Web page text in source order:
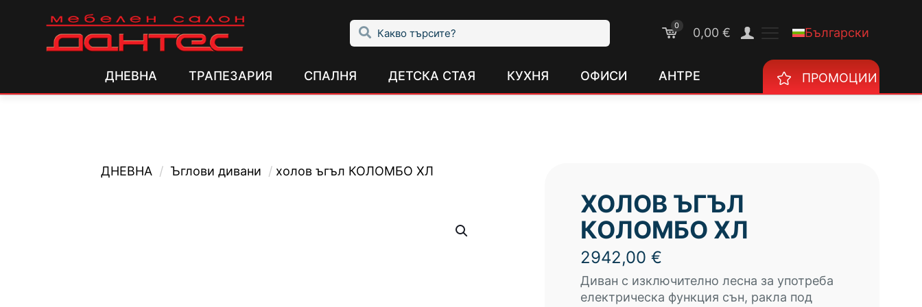
0 0,00 € Български
ДНЕВНА ТРАПЕЗАРИЯ СПАЛНЯ ДЕТСКА СТАЯ КУХНЯ ОФИСИ АНТРЕ ПРОМОЦИИ
ДНЕВНА / Ъглови дивани / холов ъгъл КОЛОМБО ХЛ
ХОЛОВ ЪГЪЛ
КОЛОМБО ХЛ
2942,00 €
Диван с изключително лесна за употреба
електрическа функция сън, ракла под